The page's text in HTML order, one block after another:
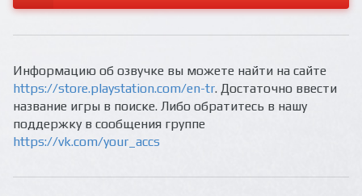
Информацию об озвучке вы можете найти на сайте
https://store.playstation.com/en-tr. Достаточно ввести
название игры в поиске. Либо обратитесь в нашу
поддержку в сообщения группе
https://vk.com/your_accs